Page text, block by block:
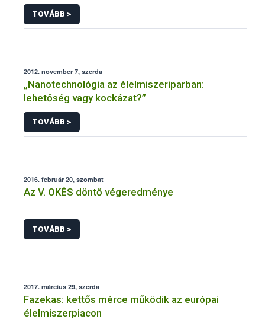
TOVÁBB >
2012. november 7, szerda
„Nanotechnológia az élelmiszeriparban:
lehetőség vagy kockázat?”
TOVÁBB >
2016. február 20, szombat
Az V. OKÉS döntő végeredménye
TOVÁBB >
2017. március 29, szerda
Fazekas: kettős mérce működik az európai
élelmiszerpiacon